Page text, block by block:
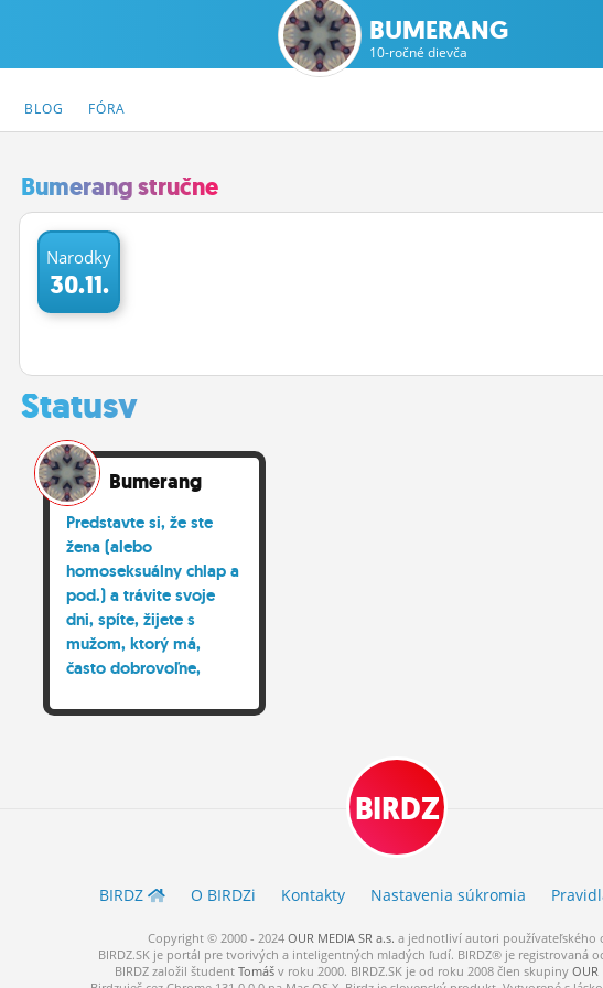
BUMERANG
10-ročné dievča
BLOG FÓRA
Bumerang stručne
Narodky
30.11.
Statusy
Bumerang
Predstavte si, že ste
žena (alebo
homoseksuálny chlap a
pod.) a trávite svoje
dni, spíte, žijete s
mužom, ktorý má,
často dobrovoľne,
hlavu. Fuj dopiče, s
BIRDZ
BIRDZ O BIRDZi Kontakty Nastavenia súkromia
Copyright © 2000 - 2024 OUR MEDIA SR a.s. a jednotliví autori používateľského
BIRDZ.SK je portál pre tvorivých a inteligentných mladých ľudí. BIRDZ® je registrovaná
BIRDZ založil študent Tomáš v roku 2000. BIRDZ.SK je od roku 2008 člen skupiny OUR